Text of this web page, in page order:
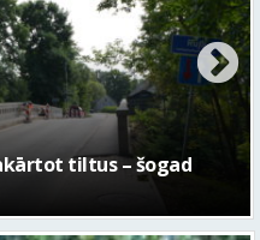
kultūras centram